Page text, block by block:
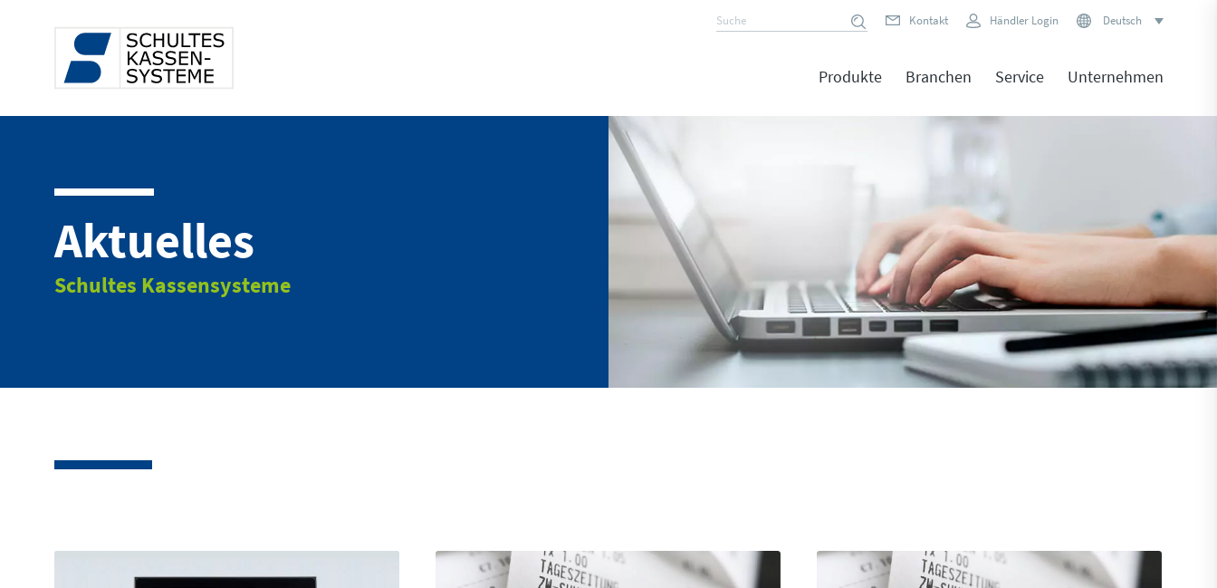
Kontakt Händler Login Deutsch
Produkte Branchen Service Unternehmen
Aktuelles
Schultes Kassensysteme